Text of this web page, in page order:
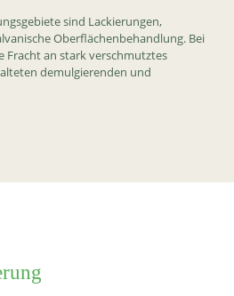
sind Lackierungen,
Oberflächenbehandlung. Bei
Fracht an stark verschmutztes
demulgierenden und